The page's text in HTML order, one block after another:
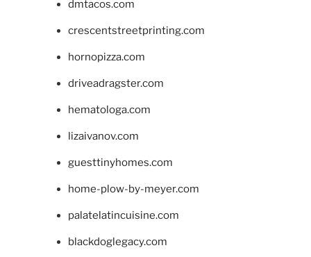
dmtacos.com
crescentstreetprinting.com
hornopizza.com
driveadragster.com
hematologa.com
lizaivanov.com
guesttinyhomes.com
home-plow-by-meyer.com
palatelatincuisine.com
blackdoglegacy.com